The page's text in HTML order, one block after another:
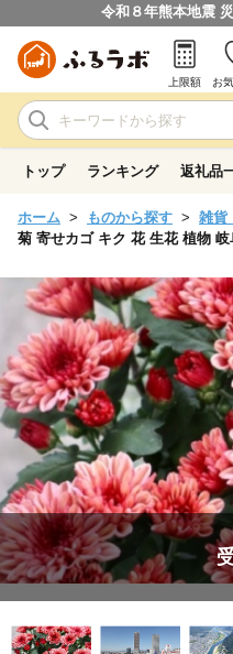
令和８年熊本地震
上限額 お
トップ ランキング 返礼品
ホーム ものから探す 雑貨
菊 寄せカゴ キク 花 生花 植物